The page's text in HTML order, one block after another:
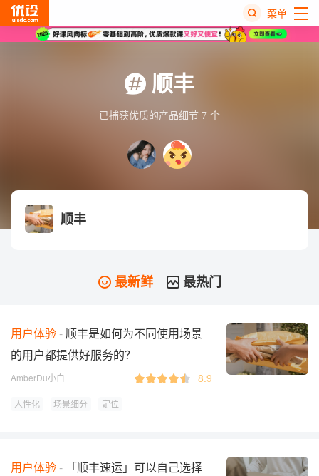
菜单
顺丰
已捕获优质的产品细节 7 个
顺丰
最新鲜 最热门
用户体验
顺丰是如何为不同使用场景
的用户都提供好服务的？
AmberDu小白 8.9
人性化 场景细分 定位
用户体验
「顺丰速运」可以自己选择